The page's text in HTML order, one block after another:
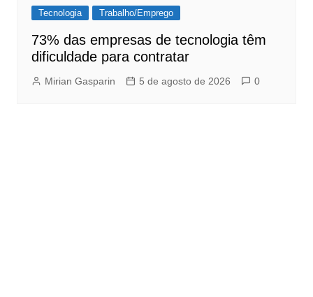
Tecnologia Trabalho/Emprego
73% das empresas de tecnologia têm
dificuldade para contratar
Mirian Gasparin 5 de agosto de 2026 0